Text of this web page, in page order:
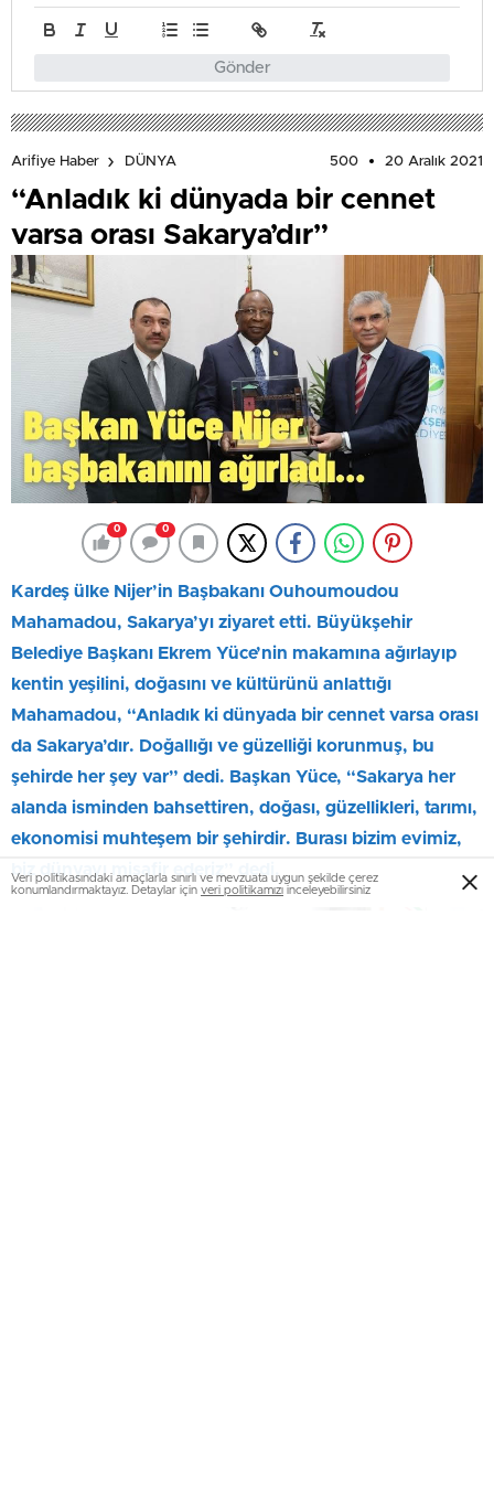
Gönder
Arifiye Haber DÜNYA 500 20 Aralık 2021
“Anladık ki dünyada bir cennet
varsa orası Sakarya’dır”
0 0
Kardeş ülke Nijer’in Başbakanı Ouhoumoudou
Mahamadou, Sakarya’yı ziyaret etti. Büyükşehir
Belediye Başkanı Ekrem Yüce’nin makamına ağırlayıp
kentin yeşilini, doğasını ve kültürünü anlattığı
Mahamadou, “Anladık ki dünyada bir cennet varsa orası
da Sakarya’dır. Doğallığı ve güzelliği korunmuş, bu
şehirde her şey var” dedi. Başkan Yüce, “Sakarya her
alanda isminden bahsettiren, doğası, güzellikleri, tarımı,
ekonomisi muhteşem bir şehirdir. Burası bizim evimiz,
biz dünyayı misafir ederiz” dedi.
Veri politikasındaki amaçlarla sınırlı ve mevzuata uygun şekilde çerez
konumlandırmaktayız. Detaylar için veri politikamızı inceleyebilirsiniz